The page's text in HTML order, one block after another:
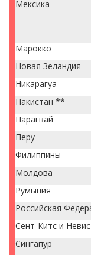
Мексика
Марокко
Новая Зеландия
Никарагуа
Пакистан **
Парагвай
Перу
Филиппины
Молдова
Румыния
Российская
Сент-Китс и Невис
Сингапур